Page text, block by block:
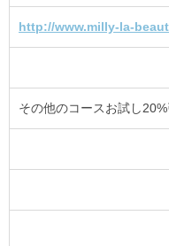
http://www.milly-la-
その他のコースお試し20%